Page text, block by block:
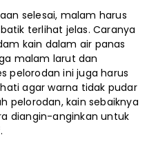
selesai, malam harus
terlihat jelas. Caranya
kain dalam air panas
malam larut dan
pelorodan ini juga harus
agar warna tidak pudar
pelorodan, kain sebaiknya
diangin-anginkan untuk